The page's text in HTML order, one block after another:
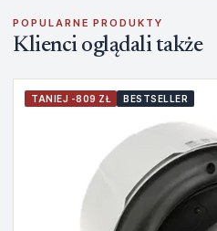
POPULARNE PRODUKTY
Klienci oglądali także
TANIEJ -809 ZŁ BESTSELLER